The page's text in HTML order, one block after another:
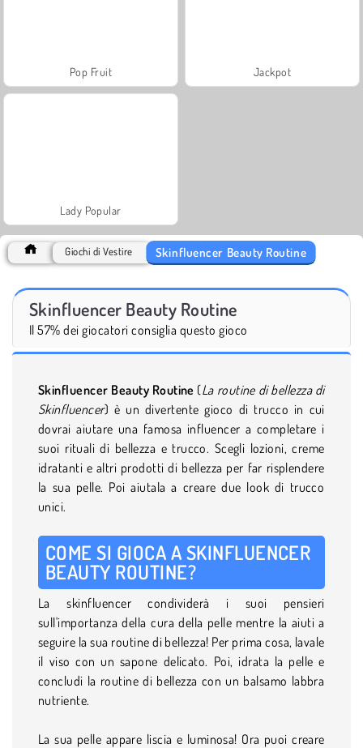
Pop Fruit Jackpot
Lady Popular
Giochi di Vestire Skinfluencer Beauty Routine
Skinfluencer Beauty Routine
Il 57% dei giocatori consiglia questo gioco
Skinfluencer Beauty Routine (La routine di bellezza di
Skinfluencer) è un divertente gioco di trucco in cui
dovrai aiutare una famosa influencer a completare i
suoi rituali di bellezza e trucco. Scegli lozioni, creme
idratanti e altri prodotti di bellezza per far risplendere
la sua pelle. Poi aiutala a creare due look di trucco
unici.
COME SI GIOCA A SKINFLUENCER
BEAUTY ROUTINE?
La skinfluencer condividerà i suoi pensieri
sull'importanza della cura della pelle mentre la aiuti a
seguire la sua routine di bellezza! Per prima cosa, lavale
il viso con un sapone delicato. Poi, idrata la pelle e
concludi la routine di bellezza con un balsamo labbra
nutriente.
La sua pelle appare liscia e luminosa! Ora puoi creare